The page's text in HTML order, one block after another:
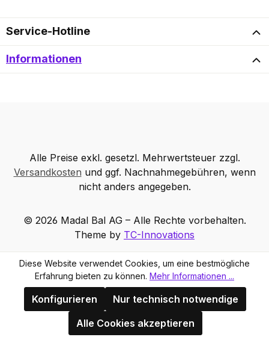
Service-Hotline
Informationen
Alle Preise exkl. gesetzl. Mehrwertsteuer zzgl.
Versandkosten und ggf. Nachnahmegebühren, wenn
nicht anders angegeben.
© 2026 Madal Bal AG – Alle Rechte vorbehalten.
Theme by TC-Innovations
Diese Website verwendet Cookies, um eine bestmögliche
Erfahrung bieten zu können. Mehr Informationen ...
Nur technisch notwendige
Konfigurieren
Alle Cookies akzeptieren